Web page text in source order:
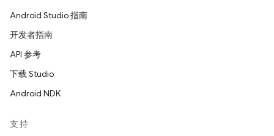
Android Studio 指南
开发者指南
API 参考
下载 Studio
Android NDK
支持